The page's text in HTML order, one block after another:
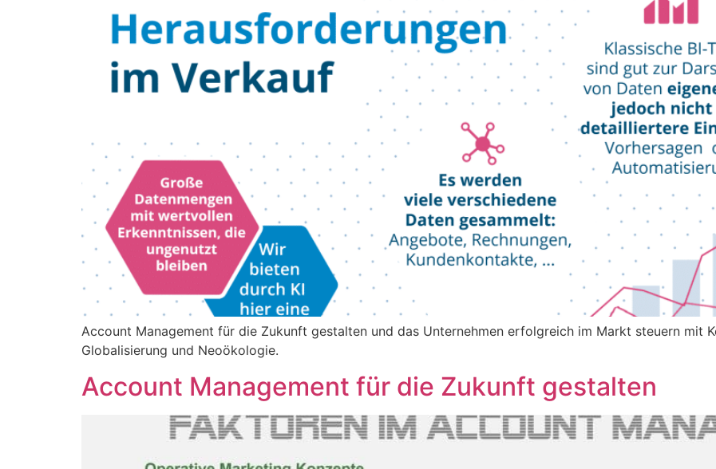
Account Management für die Zukunft gestalten und das Unternehmen erfolgreich im Markt steuern mit
Globalisierung und Neoökologie.
Account Management für die Zukunft gestalten